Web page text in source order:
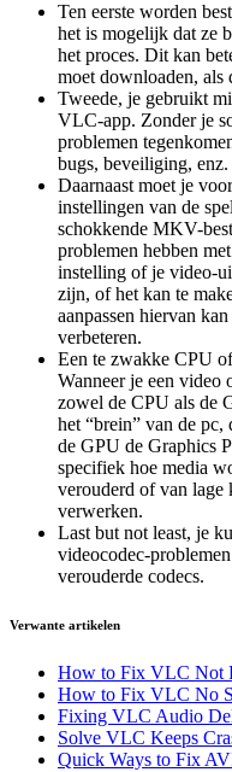
Ten eerste worden
het is mogelijk dat ze
het proces. Dit kan
moet downloaden, als
Tweede, je gebruikt
VLC-app. Zonder je
problemen
bugs, beveiliging, enz.
Daarnaast moet je
instellingen van de
schokkende MKV-
problemen hebben
instelling of je video-
zijn, of het kan te
aanpassen hiervan
verbeteren.
Een te zwakke CPU
Wanneer je een video
zowel de CPU als de
het “brein” van de
de GPU de Graphics
specifiek hoe media
verouderd of van
verwerken.
Last but not least, je
videocodec-
verouderde codecs.
Verwante artikelen
How to Fix VLC Not
How to Fix VLC No
Fixing VLC Audio
Solve VLC Keeps
Quick Ways to Fix